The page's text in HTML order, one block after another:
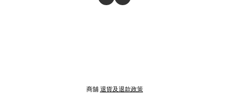
商舖 退貨及退款政策